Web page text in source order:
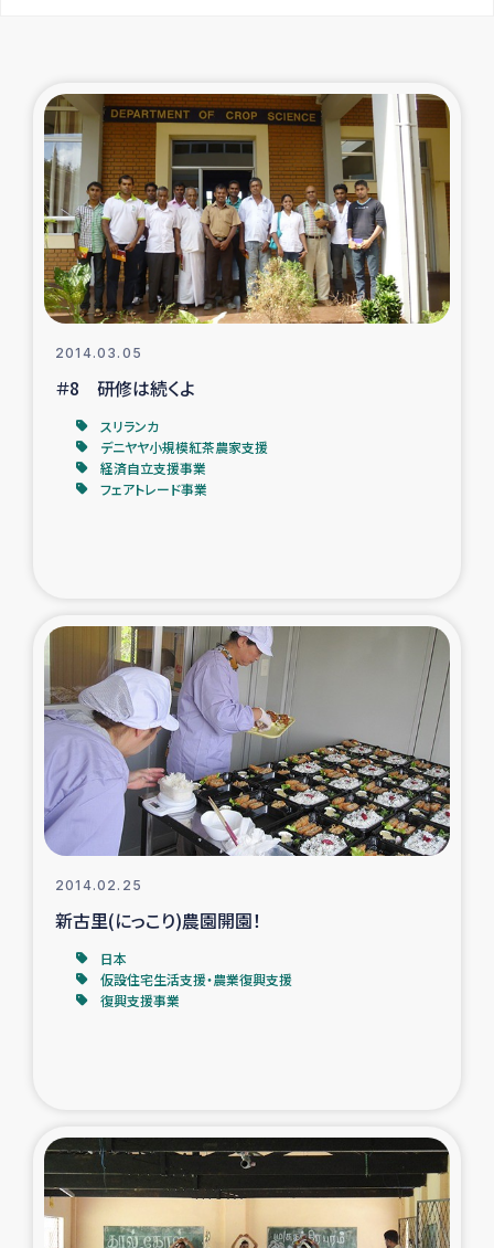
東ティモール豪雨緊急支援
大雨による洪水被災者支援
カカオ生産者支援事業
シリア国内避難民・帰還民の生活再建支援
トルコにおけるシリア難民支援事業
インドネシア中部 スラウェシの地震・津波被災者支援
スリランカ ムライティブ県帰還民の生活再建支援
スリランカ ジャフナ県干物事業
スリランカの南北女性をつなぐサリー・リサイクル・プロ
ジェクト
復興支援事業
民際教育事業
女性グループPIFWANITAによる食品加工事業
令和6年能登半島地震 緊急支援
タイ国境ミャンマー移民子ども支援
漁民によるマングローブ植林活動
2014.03.05
＃8 研修は続くよ
スリランカ
デニヤヤ小規模紅茶農家支援
経済自立支援事業
フェアトレード事業
2014.02.25
新古里(にっこり)農園開園！
日本
仮設住宅生活支援・農業復興支援
復興支援事業